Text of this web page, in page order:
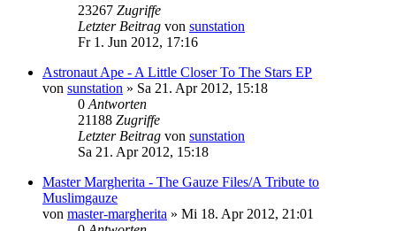
23267 Zugriffe
Letzter Beitrag von sunstation
Fr 1. Jun 2012, 17:16
Astronaut Ape - A Little Closer To The Stars EP
von sunstation » Sa 21. Apr 2012, 15:18
0 Antworten
21188 Zugriffe
Letzter Beitrag von sunstation
Sa 21. Apr 2012, 15:18
Master Margherita - The Gauze Files/A Tribute to
Muslimgauze
von master-margherita » Mi 18. Apr 2012, 21:01